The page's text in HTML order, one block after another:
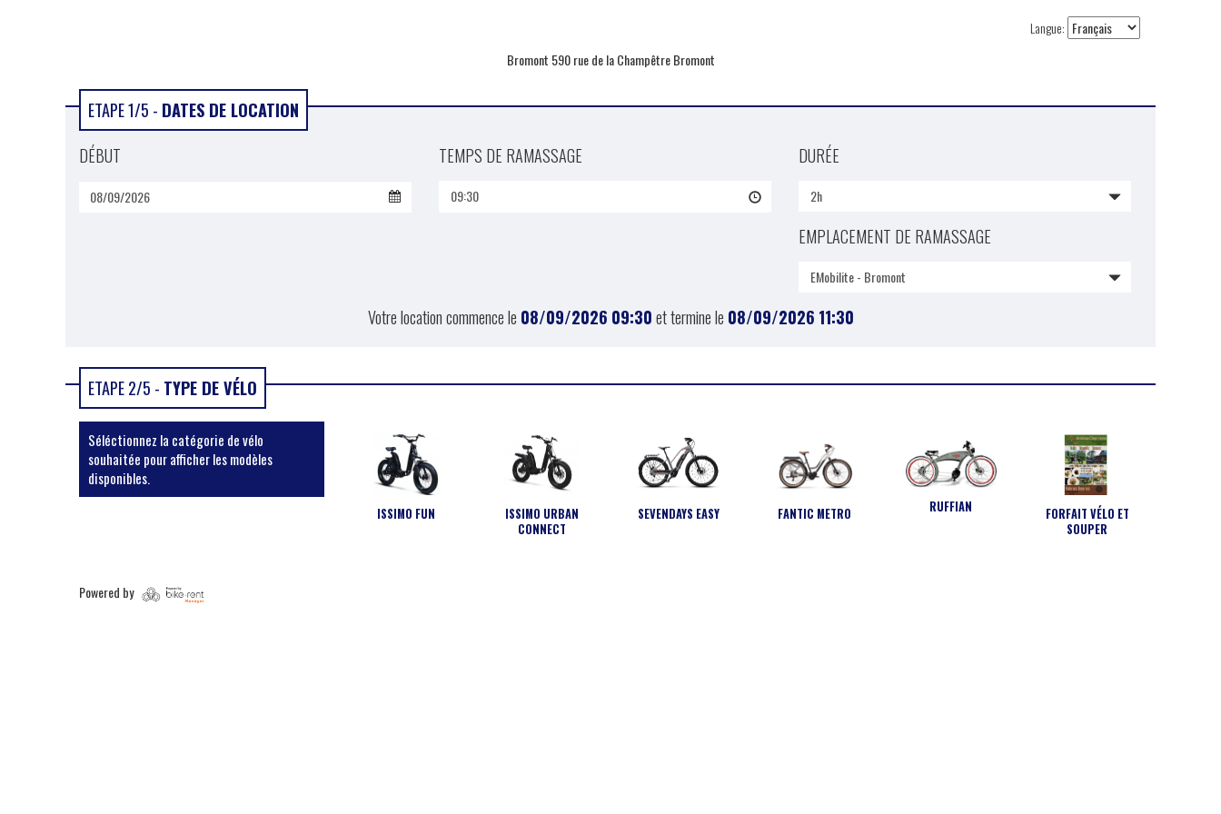
Langue:
Bromont 590 rue de la Champêtre Bromont
ETAPE 1/5 - DATES DE LOCATION
DÉBUT
TEMPS DE RAMASSAGE
09:30
DURÉE
2h
EMPLACEMENT DE RAMASSAGE
EMobilite - Bromont
Votre location commence le 08/09/2026 09:30et termine le 08/09/2026 11:30
ETAPE 2/5 - TYPE DE VÉLO
Séléctionnez la catégorie de vélo
souhaitée pour afficher les modèles
disponibles.
ISSIMO FUN
ISSIMO URBAN
CONNECT
SEVENDAYS EASY FANTIC METRO RUFFIAN
FORFAIT VÉLO ET
SOUPER
Powered by